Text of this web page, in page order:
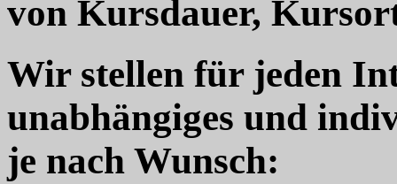
von Kursdauer,
Wir stellen für jeden
unabhängiges und
je nach Wunsch: